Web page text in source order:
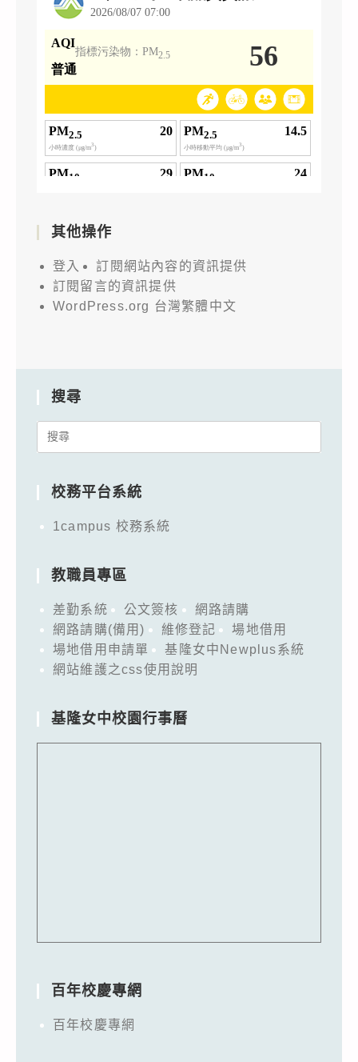
其他操作
登入
訂閱網站內容的資訊提供
訂閱留言的資訊提供
WordPress.org 台灣繁體中文
搜尋
Search
校務平台系統
1campus 校務系統
教職員專區
差勤系統 公文簽核
網路請購
網路請購(備用)
維修登記
場地借用
場地借用申請單
基隆女中Newplus系統
網站維護之css使用說明
基隆女中校園行事曆
百年校慶專網
百年校慶專網